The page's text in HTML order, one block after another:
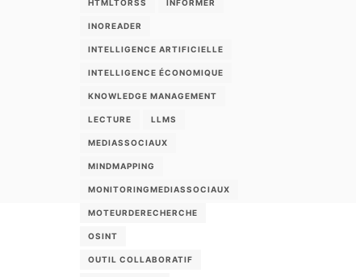
HTMLTORSS INFORMER
INOREADER
INTELLIGENCE ARTIFICIELLE
INTELLIGENCE ÉCONOMIQUE
KNOWLEDGE MANAGEMENT
LECTURE LLMS
MEDIASSOCIAUX
MINDMAPPING
MONITORINGMEDIASSOCIAUX
MOTEURDERECHERCHE
OSINT
OUTIL COLLABORATIF